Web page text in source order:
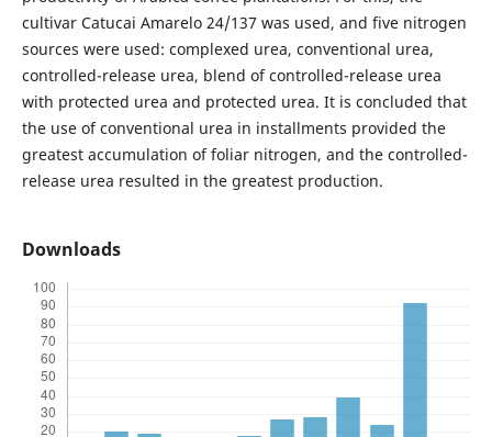
cultivar Catucai Amarelo 24/137 was used, and five nitrogen
sources were used: complexed urea, conventional urea,
controlled-release urea, blend of controlled-release urea
with protected urea and protected urea. It is concluded that
the use of conventional urea in installments provided the
greatest accumulation of foliar nitrogen, and the controlled-
release urea resulted in the greatest production.
Downloads